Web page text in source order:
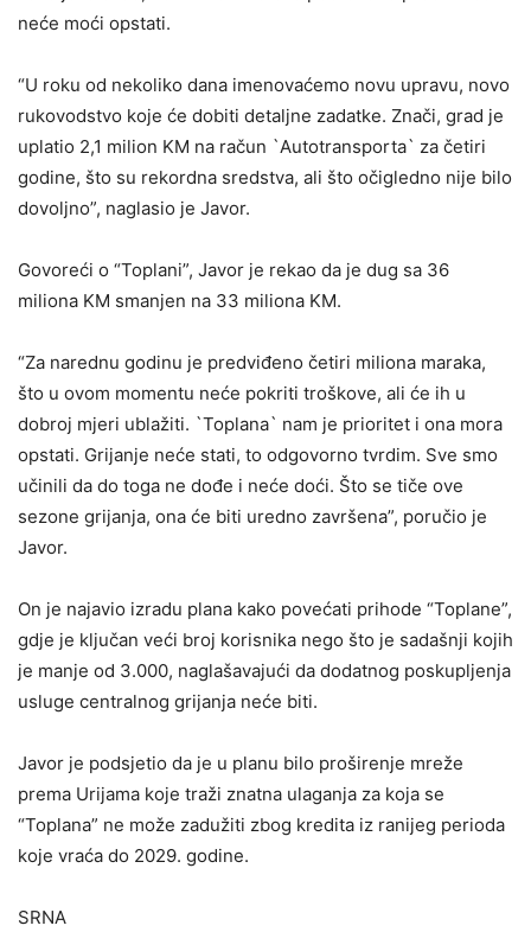
neće moći opstati.
“U roku od nekoliko dana imenovaćemo novu upravu, novo
rukovodstvo koje će dobiti detaljne zadatke. Znači, grad je
uplatio 2,1 milion KM na račun `Autotransporta` za četiri
godine, što su rekordna sredstva, ali što očigledno nije bilo
dovoljno”, naglasio je Javor.
Govoreći o “Toplani”, Javor je rekao da je dug sa 36
miliona KM smanjen na 33 miliona KM.
“Za narednu godinu je predviđeno četiri miliona maraka,
što u ovom momentu neće pokriti troškove, ali će ih u
dobroj mjeri ublažiti. `Toplana` nam je prioritet i ona mora
opstati. Grijanje neće stati, to odgovorno tvrdim. Sve smo
učinili da do toga ne dođe i neće doći. Što se tiče ove
sezone grijanja, ona će biti uredno završena”, poručio je
Javor.
On je najavio izradu plana kako povećati prihode “Toplane”,
gdje je ključan veći broj korisnika nego što je sadašnji kojih
je manje od 3.000, naglašavajući da dodatnog poskupljenja
usluge centralnog grijanja neće biti.
Javor je podsjetio da je u planu bilo proširenje mreže
prema Urijama koje traži znatna ulaganja za koja se
“Toplana” ne može zadužiti zbog kredita iz ranijeg perioda
koje vraća do 2029. godine.
SRNA